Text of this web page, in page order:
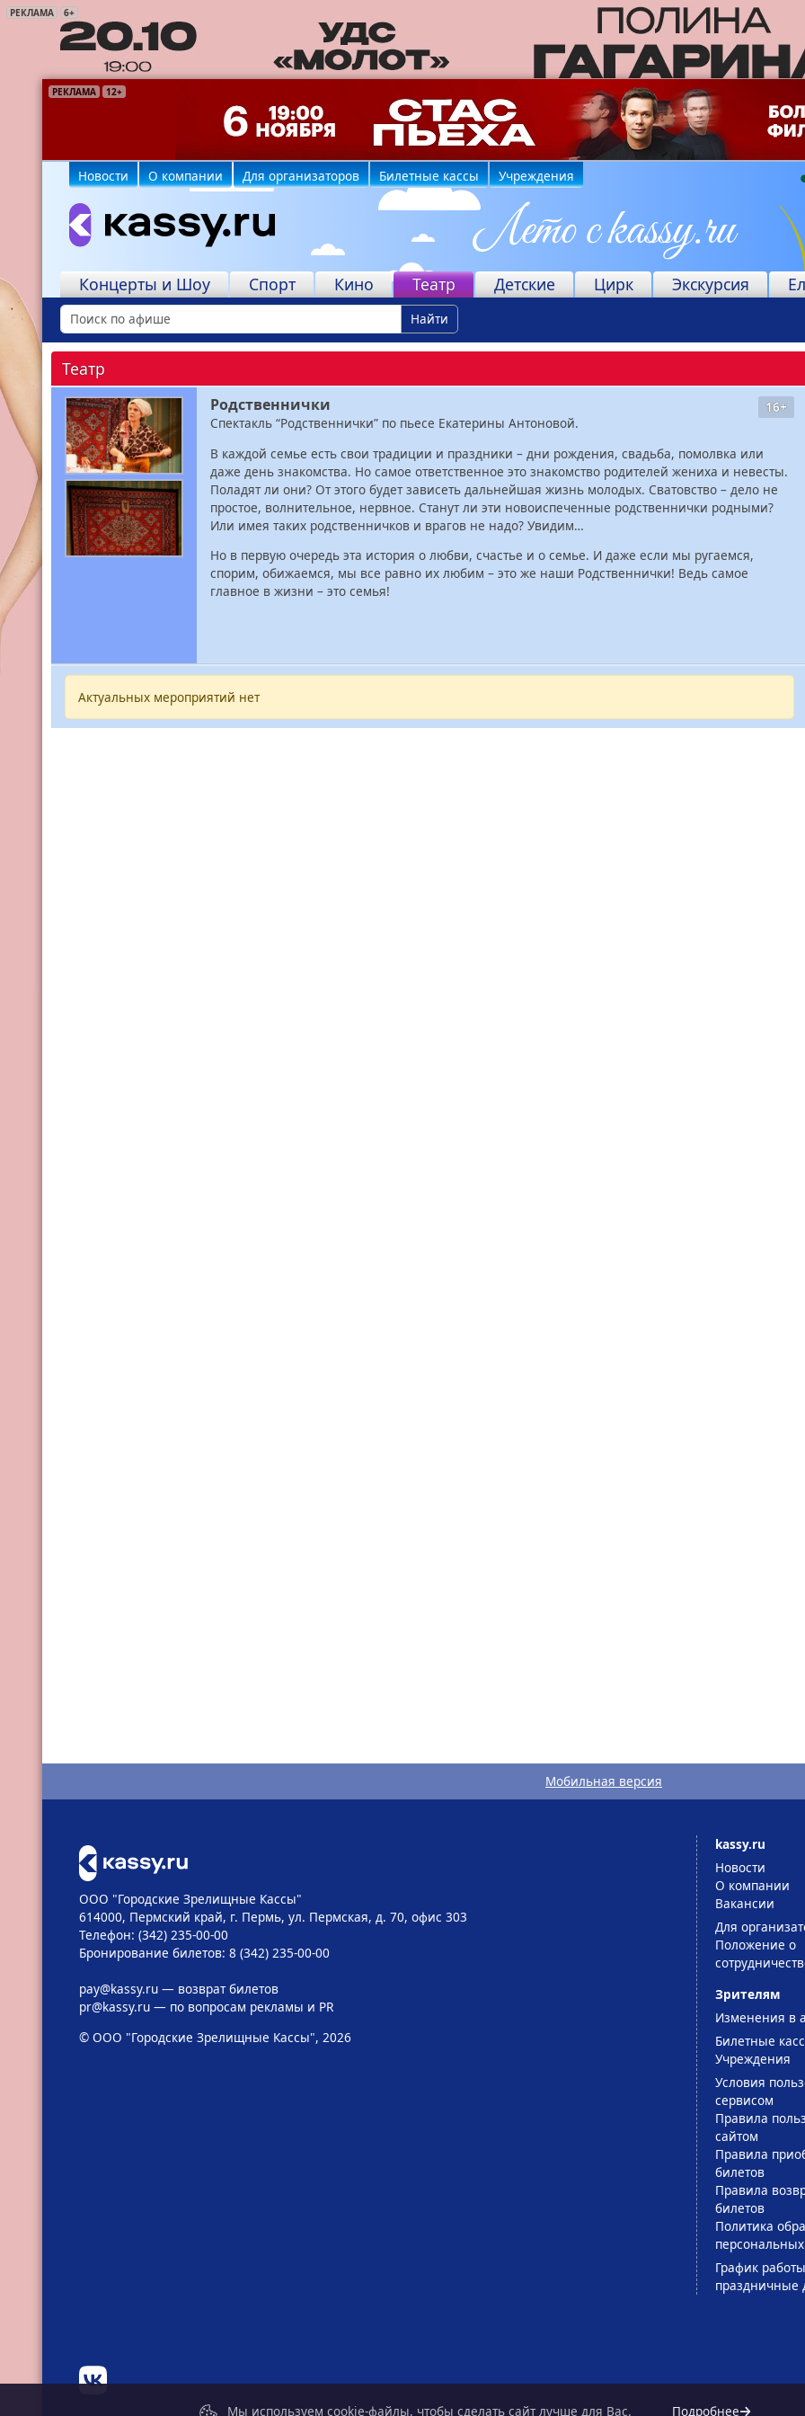
РЕКЛАМА 6+
РЕКЛАМА 12+
РЕКЛАМА 6+
РЕКЛАМА 6+
РЕКЛАМА 16+
РЕКЛАМА 16+
РЕКЛАМА 6+
Новости О компании Для организаторов Билетные кассы Учреждения
Концерты и Шоу Спорт Кино Театр Детские Цирк Экскурсия
Найти
Театр
16+
Родственнички
Спектакль “Родственнички” по пьесе Екатерины Антоновой.
В каждой семье есть свои традиции и праздники – дни рождения, свадьба, помолвка или
даже день знакомства. Но самое ответственное это знакомство родителей жениха и невесты.
Поладят ли они? От этого будет зависеть дальнейшая жизнь молодых. Сватовство – дело не
простое, волнительное, нервное. Станут ли эти новоиспеченные родственнички родными?
Или имея таких родственничков и врагов не надо? Увидим…
Но в первую очередь эта история о любви, счастье и о семье. И даже если мы ругаемся,
спорим, обижаемся, мы все равно их любим – это же наши Родственнички! Ведь самое
главное в жизни – это семья!
Актуальных мероприятий нет
Мобильная версия
ООО "Городские Зрелищные Кассы"
614000, Пермский край, г. Пермь, ул. Пермская, д. 70, офис 303
Телефон: (342) 235-00-00
Бронирование билетов: 8 (342) 235-00-00
pay@kassy.ru— возврат билетов
pr@kassy.ru— по вопросам рекламы и PR
© ООО "Городские Зрелищные Кассы", 2026
kassy.ru
Новости
О компании
Вакансии
Для
Положение о
Зрителям
Изменения в
Билетные
Учреждения
Условия
сервисом
Правила
сайтом
Правила
билетов
Правила
билетов
Политика
График
праздничные
Мы используем cookie-файлы, чтобы сделать сайт лучше для Вас. Подробнее